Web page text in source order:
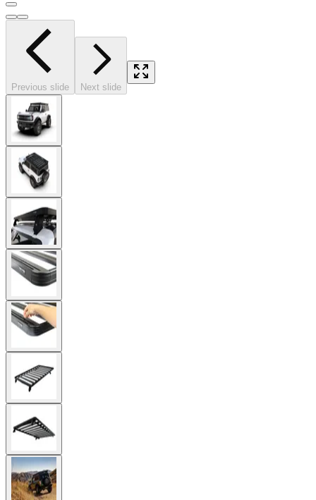
Previous slide Next slide